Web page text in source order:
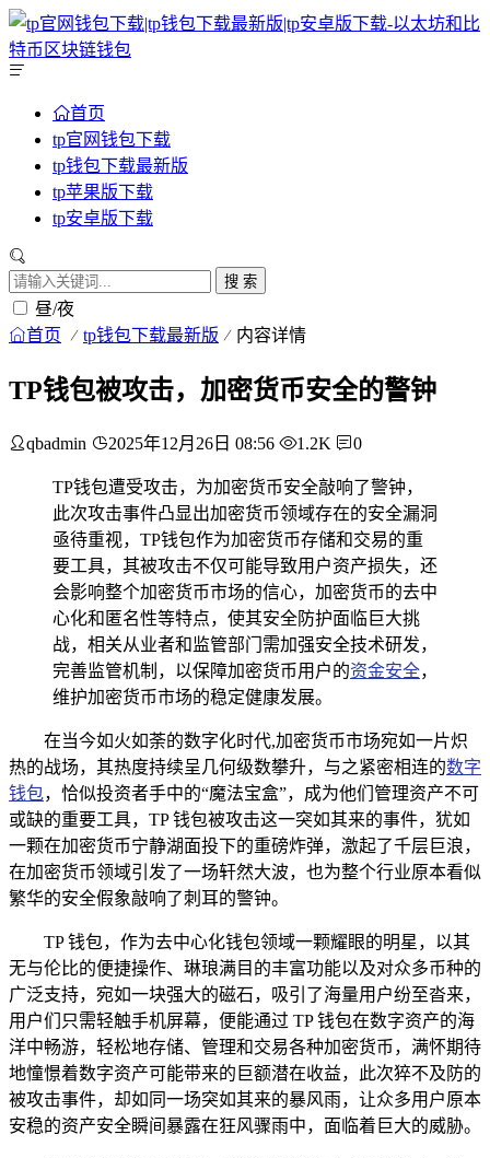
首页
tp官网钱包下载
tp钱包下载最新版
tp苹果版下载
tp安卓版下载
搜 索
昼/夜
首页 tp钱包下载最新版 内容详情
TP钱包被攻击，加密货币安全的警钟
qbadmin 2025年12月26日 08:56 1.2K 0
TP钱包遭受攻击，为加密货币安全敲响了警钟，
此次攻击事件凸显出加密货币领域存在的安全漏洞
亟待重视，TP钱包作为加密货币存储和交易的重
要工具，其被攻击不仅可能导致用户资产损失，还
会影响整个加密货币市场的信心，加密货币的去中
心化和匿名性等特点，使其安全防护面临巨大挑
战，相关从业者和监管部门需加强安全技术研发，
完善监管机制，以保障加密货币用户的资金安全，
维护加密货币市场的稳定健康发展。
在当今如火如荼的数字化时代,加密货币市场宛如一片炽
热的战场，其热度持续呈几何级数攀升，与之紧密相连的数字
钱包，恰似投资者手中的“魔法宝盒”，成为他们管理资产不可
或缺的重要工具，TP 钱包被攻击这一突如其来的事件，犹如
一颗在加密货币宁静湖面投下的重磅炸弹，激起了千层巨浪，
在加密货币领域引发了一场轩然大波，也为整个行业原本看似
繁华的安全假象敲响了刺耳的警钟。
TP 钱包，作为去中心化钱包领域一颗耀眼的明星，以其
无与伦比的便捷操作、琳琅满目的丰富功能以及对众多币种的
广泛支持，宛如一块强大的磁石，吸引了海量用户纷至沓来，
用户们只需轻触手机屏幕，便能通过 TP 钱包在数字资产的海
洋中畅游，轻松地存储、管理和交易各种加密货币，满怀期待
地憧憬着数字资产可能带来的巨额潜在收益，此次猝不及防的
被攻击事件，却如同一场突如其来的暴风雨，让众多用户原本
安稳的资产安全瞬间暴露在狂风骤雨中，面临着巨大的威胁。